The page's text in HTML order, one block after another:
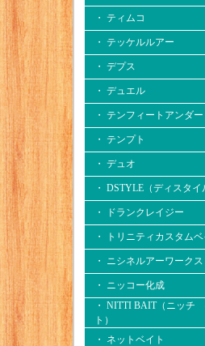
・ ティムコ
・ テッケルルアー
・ デプス
・ デュエル
・ テンフィートアンダー
・ テンプト
・ デュオ
・ DSTYLE（ディスタイ
・ ドランクレイジー
・ トリニティカスタム
・ ニシネルアーワークス
・ ニッコー化成
・ NITTI BAIT（ニッチ
ト）
・ ネットベイト